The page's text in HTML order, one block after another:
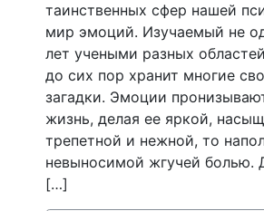
таинственных сфер нашей
мир эмоций. Изучаемый не
лет учеными разных
до сих пор хранит многие
загадки. Эмоции
жизнь, делая ее яркой,
трепетной и нежной, то
невыносимой жгучей болью.
[…]